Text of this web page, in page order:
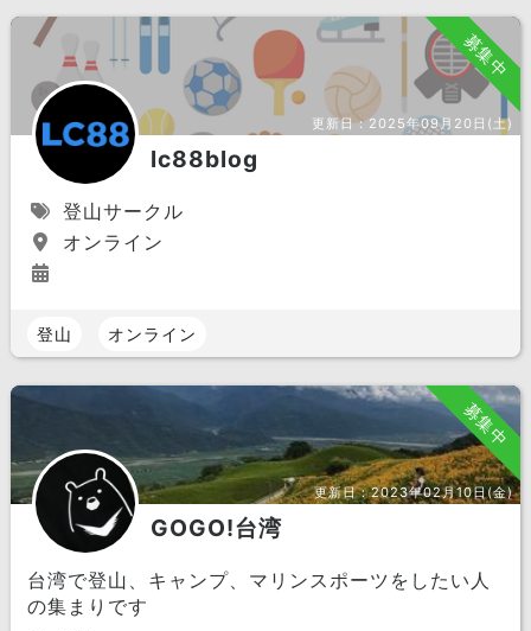
募集中
更新日：2025年09月20日(土)
lc88blog
登山サークル
オンライン
登山 オンライン
募集中
更新日：2023年02月10日(金)
GOGO!台湾
台湾で登山、キャンプ、マリンスポーツをしたい人
の集まりです